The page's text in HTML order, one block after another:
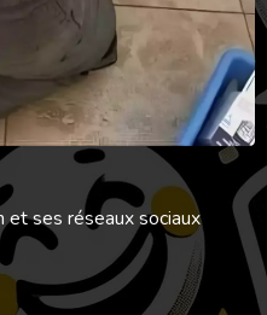
et ses réseaux sociaux